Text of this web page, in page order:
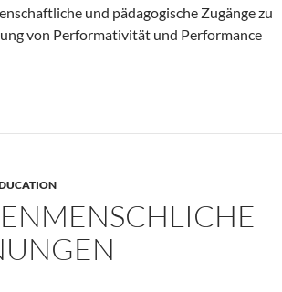
und pädagogische Zugänge zu
von Performativität und Performance
Performance und Performativität